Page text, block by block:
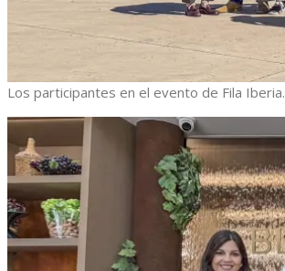
Los participantes en el evento de Fila Iberia.